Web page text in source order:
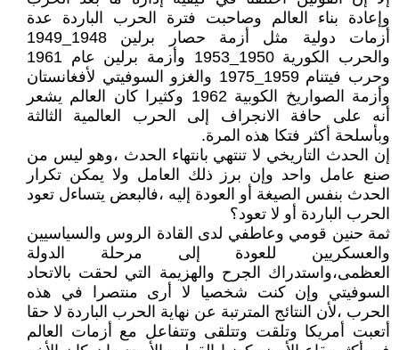
وإعادة بناء العالم وصاحبت فترة الحرب الباردة عدة
أزمات دولية مثل أزمة حصار برلين 1948_1949
والحرب الكورية 1950_1953 وأزمة برلين عام 1961
وحرب فيتنام 1959_1975 والغزو السوفيتي لأفغانستان
وأزمة الصواريخ الكوبية 1962 وكثيرا كان العالم يشعر
أنه على حافة الانجراف إلى الحرب العالمية الثالثة
وبأسلحة أكثر فتكا هذه المرة.
إن الحدث التاريخي لا تنتهي بانتهاء الحدث ،وهو ليس من
صنع عامل واحد وإن برز ذلك العامل ولا يمكن تكرار
الحدث بنفس الصيغة أو العودة إليه ،فالبعض يتساءل تعود
الحرب الباردة أو لا تعود؟
ثمة حنين قومي وعاطفي لدى القادة الروس والسياسيين
والعسكريين للعودة إلى مرحلة الدولة
العظمى،واستدراك الجرح والهزيمة التي لحقت بالاتحاد
السوفيتي وإن كنت شخصيا لا أرى منتصرا في هذه
الحرب ،لأن النتائج المترتبة عن نهاية الحرب الباردة لا حقا
أتعبت أمريكا وتلقت وتتلقى وتتفاعل مع أزمات العالم